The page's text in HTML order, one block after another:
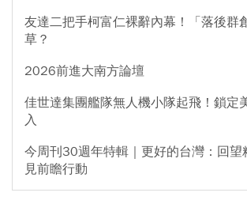
友達二把手柯富仁裸辭內幕！「落後群
草？
2026前進大南方論壇
佳世達集團艦隊無人機小隊起飛！鎖定
入
今周刊30週年特輯｜更好的台灣：回望
見前瞻行動